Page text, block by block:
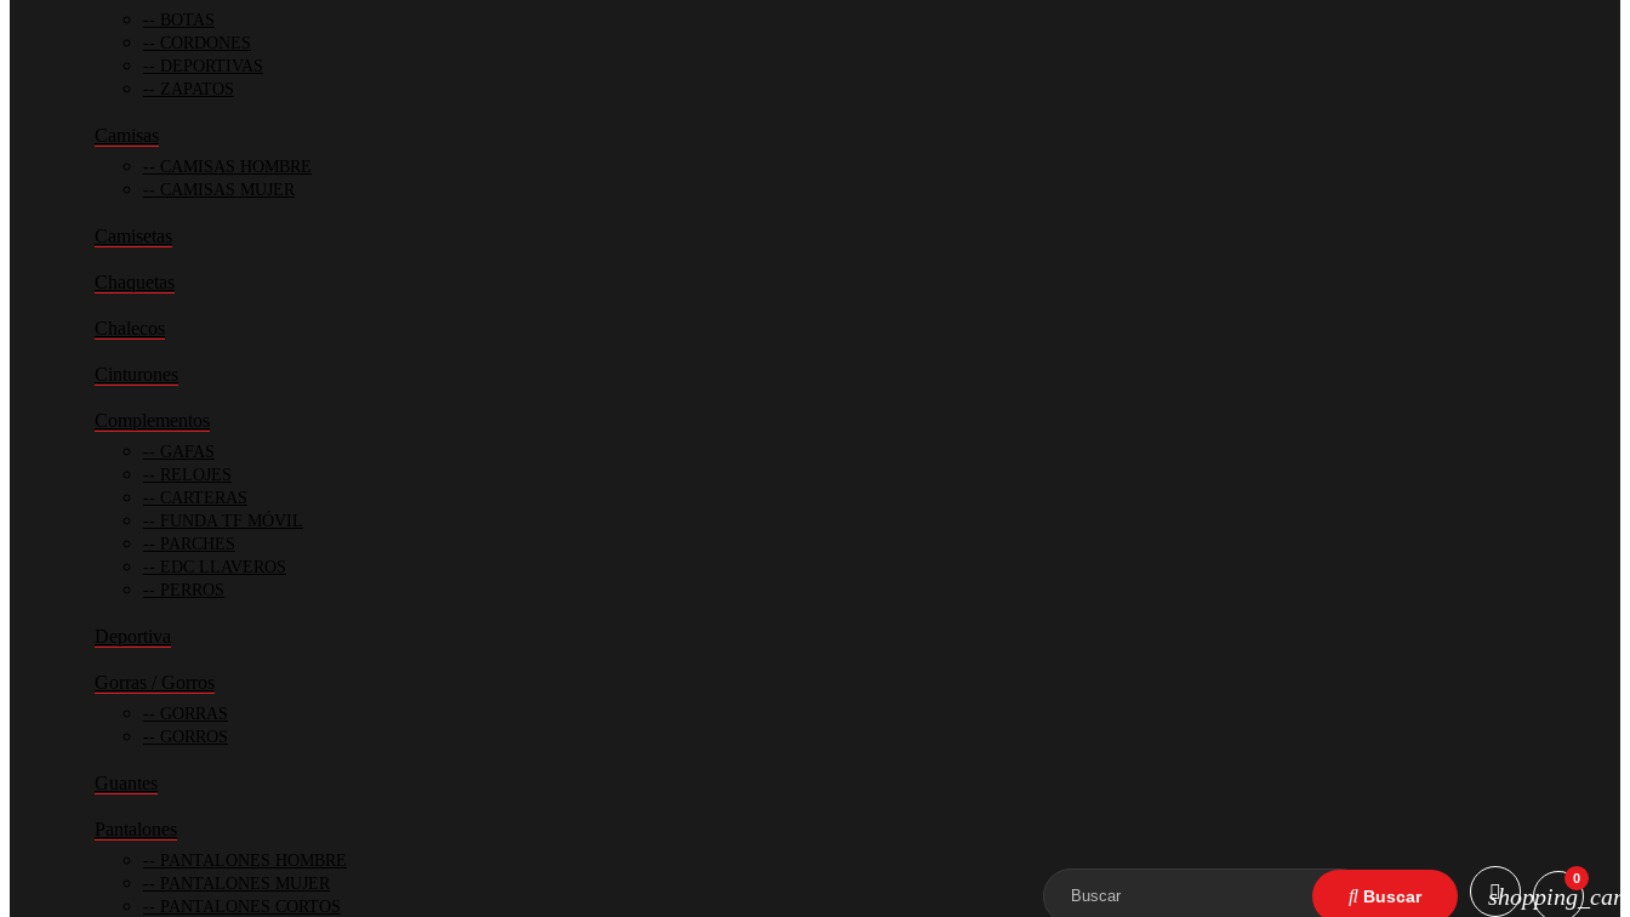
BOTAS
CORDONES
DEPORTIVAS
ZAPATOS
Camisas
CAMISAS HOMBRE
CAMISAS MUJER
Camisetas
Chaquetas
Chalecos
Cinturones
Complementos
GAFAS
RELOJES
CARTERAS
FUNDA TF MÓVIL
PARCHES
EDC LLAVEROS
PERROS
Deportiva
Gorras / Gorros
GORRAS
GORROS
Guantes
Pantalones
PANTALONES HOMBRE
PANTALONES MUJER
PANTALONES CORTOS
shopping_cart
0